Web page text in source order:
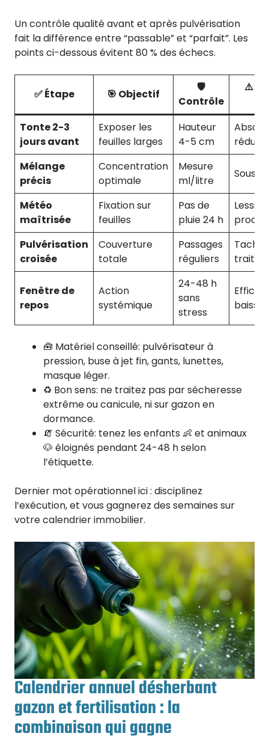
Un contrôle qualité avant et après pulvérisation
fait la différence entre “passable” et “parfait”. Les
points ci-dessous évitent 80 % des échecs.
✅ Étape 🎯 Objectif
🛡️
Contrôle
⚠️
Tonte 2-3
jours avant
Exposer les
feuilles larges
Hauteur
4-5 cm
réduite
Mélange
précis
Concentration
optimale
Mesure
ml/litre
Sous/
Météo
maîtrisée
Fixation sur
feuilles
Pas de
pluie 24 h
produit
Pulvérisation
croisée
Couverture
totale
Passages
réguliers
Fenêtre de
repos
Action
systémique
24-48 h
sans
stress
baisse
🧰 Matériel conseillé: pulvérisateur à
pression, buse à jet fin, gants, lunettes,
masque léger.
♻️ Bon sens: ne traitez pas par sécheresse
extrême ou canicule, ni sur gazon en
dormance.
🧯 Sécurité: tenez les enfants 👶 et animaux
🐶 éloignés pendant 24-48 h selon
l’étiquette.
Dernier mot opérationnel ici : disciplinez
l’exécution, et vous gagnerez des semaines sur
votre calendrier immobilier.
Calendrier annuel désherbant
gazon et fertilisation : la
combinaison qui gagne